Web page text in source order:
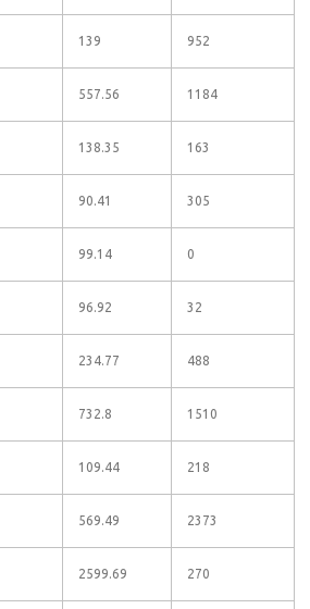
139 952
557.56 1184
138.35 163
90.41 305
99.14 0
96.92 32
234.77 488
732.8 1510
109.44 218
569.49 2373
2599.69 270